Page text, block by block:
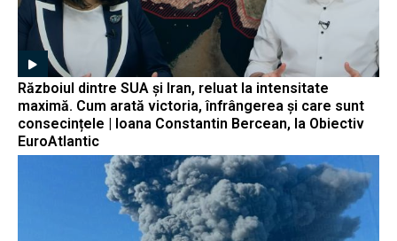
Războiul dintre SUA și Iran, reluat la intensitate
maximă. Cum arată victoria, înfrângerea și care sunt
consecințele | Ioana Constantin Bercean, la Obiectiv
EuroAtlantic